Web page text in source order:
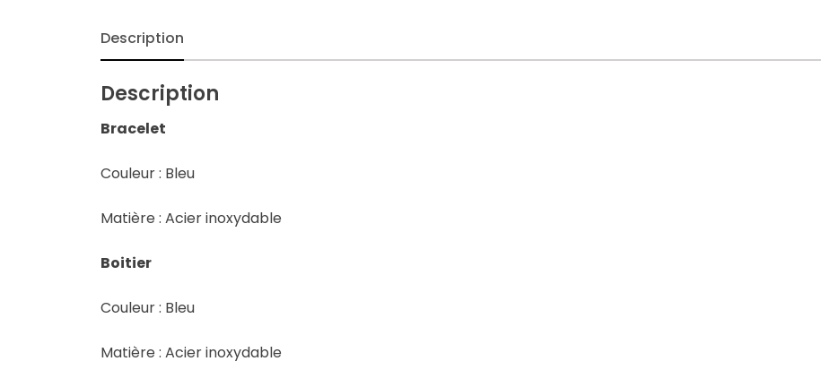
Description
Description
Bracelet
Couleur : Bleu
Matière : Acier inoxydable
Boitier
Couleur : Bleu
Matière : Acier inoxydable